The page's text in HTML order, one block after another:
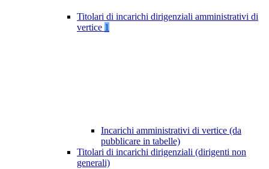
Titolari di incarichi dirigenziali amministrativi di
vertice 1
Incarichi amministrativi di vertice (da
pubblicare in tabelle)
Titolari di incarichi dirigenziali (dirigenti non
generali)